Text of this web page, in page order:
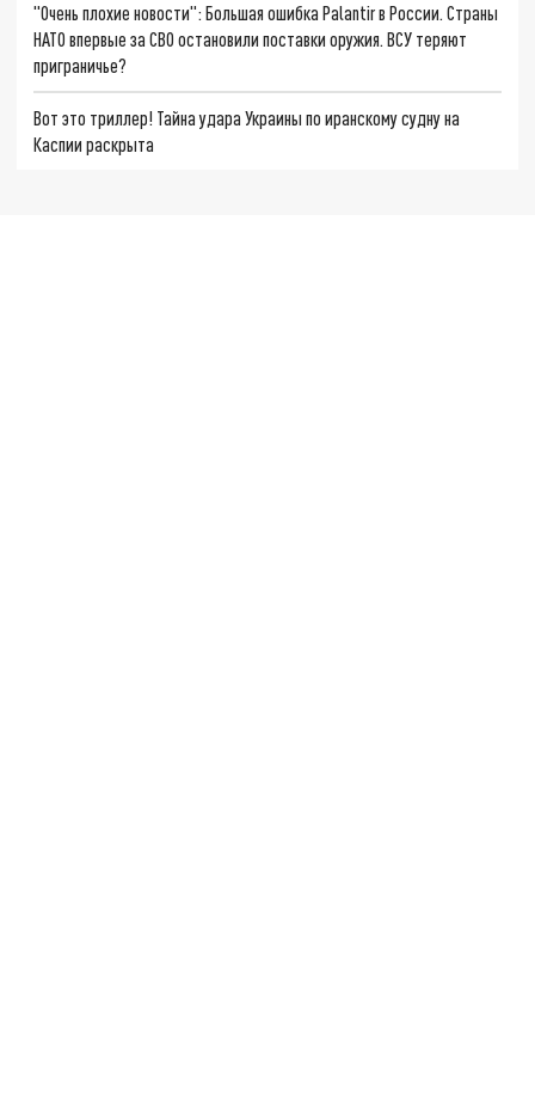
"Очень плохие новости": Большая ошибка Palantir в России. Страны
НАТО впервые за СВО остановили поставки оружия. ВСУ теряют
приграничье?
Вот это триллер! Тайна удара Украины по иранскому судну на
Каспии раскрыта